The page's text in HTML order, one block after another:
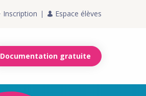
Inscription Espace élèves
Documentation gratuite